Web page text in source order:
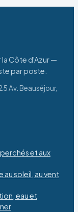
Côte d'Azur —
par poste.
Av. Beauséjour,
et aux
soleil, au vent
eau et